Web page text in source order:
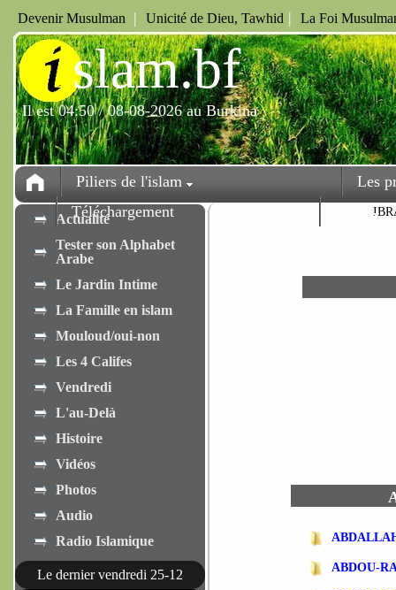
Devenir Musulman | Unicité de Dieu, Tawhid | La Foi
islam.bf
Il est 04:50 / 08-08-2026 au Burkina
Piliers de l'islam
Les
Téléchargement
Actualité
Tester son Alphabet
Arabe
Le Jardin Intime
La Famille en islam
Mouloud/oui-non
Les 4 Califes
Vendredi
L'au-Delà
Histoire
Vidéos
Photos
Audio
Radio Islamique
Le dernier vendredi 25-12
ABDOU-